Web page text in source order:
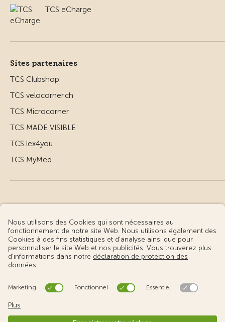
TCS eCharge
Sites partenaires
TCS Clubshop
TCS velocorner.ch
TCS Microcorner
TCS MADE VISIBLE
TCS lex4you
TCS MyMed
Conditions d’utilisation – informations juridiques
Gestion des cookies